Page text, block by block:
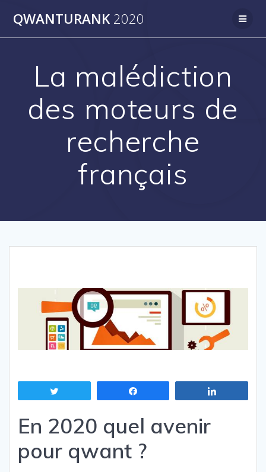
to
QWANTURANK 2020
La malédiction
des moteurs de
recherche
français
En 2020 quel avenir
pour qwant ?